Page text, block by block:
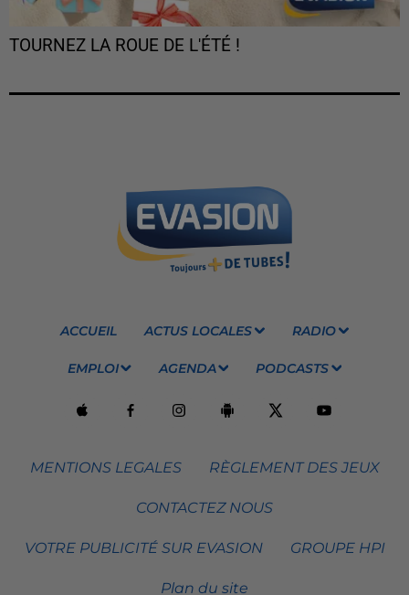
TOURNEZ LA ROUE DE L'ÉTÉ !
ACCUEIL ACTUS LOCALES RADIO
EMPLOI AGENDA PODCASTS
MENTIONS LEGALES RÈGLEMENT DES JEUX
CONTACTEZ NOUS
VOTRE PUBLICITÉ SUR EVASION GROUPE HPI
Plan du site